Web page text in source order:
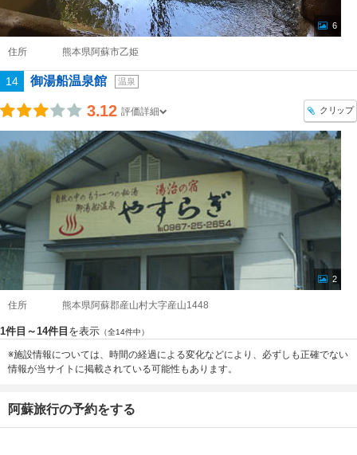
6
住所 熊本県阿蘇市乙姫
14 御湯船温泉館 温泉
3.12 評価詳細 クリップ
2
住所 熊本県阿蘇郡産山村大字産山1448
1件目～14件目 を表示 （全14件中）
※施設情報については、時間の経過による変化などにより、必ずしも正確でない
情報が当サイトに掲載されている可能性もあります。
阿蘇旅行の予約をする